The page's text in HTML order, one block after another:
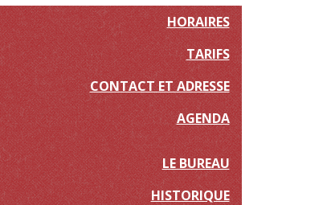
HORAIRES
TARIFS
CONTACT ET ADRESSE
AGENDA
LE BUREAU
HISTORIQUE